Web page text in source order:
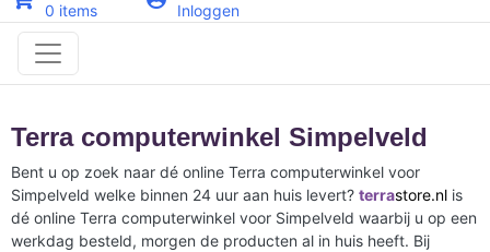
0 items Inloggen
Terra computerwinkel Simpelveld
Bent u op zoek naar dé online Terra computerwinkel voor
Simpelveld welke binnen 24 uur aan huis levert? terrastore.nl is
dé online Terra computerwinkel voor Simpelveld waarbij u op een
werkdag besteld, morgen de producten al in huis heeft. Bij